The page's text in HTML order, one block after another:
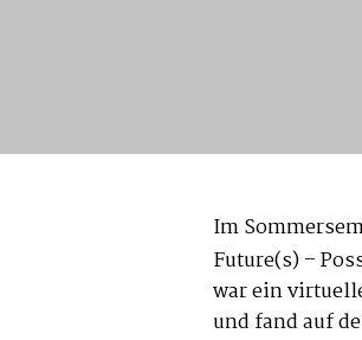
Im
Future(s) –
war ein
und fand auf